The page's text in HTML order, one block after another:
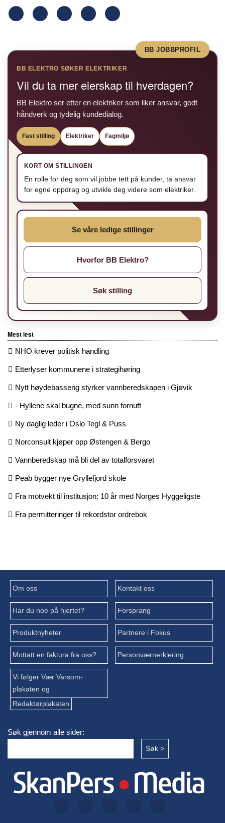
BB JOBBPROFIL
BB ELEKTRO SØKER ELEKTRIKER
Vil du ta mer eierskap til hverdagen?
BB Elektro ser etter en elektriker som liker ansvar, godt
håndverk og tydelig kundedialog.
Fast stilling Elektriker Fagmiljø
KORT OM STILLINGEN
En rolle for deg som vil jobbe tett på kunder, ta ansvar
for egne oppdrag og utvikle deg videre som elektriker.
Se våre ledige stillinger
Hvorfor BB Elektro?
Søk stilling
Mest lest
NHO krever politisk handling
Etterlyser kommunene i strategihøring
Nytt høydebasseng styrker vannberedskapen i Gjøvik
- Hyllene skal bugne, med sunn fornuft
Ny daglig leder i Oslo Tegl & Puss
Norconsult kjøper opp Østengen & Bergo
Vannberedskap må bli del av totalforsvaret
Peab bygger nye Gryllefjord skole
Fra motvekt til institusjon: 10 år med Norges Hyggeligste
Fra permitteringer til rekordstor ordrebok
Om oss Kontakt oss
Har du noe på hjertet? Forsprang
Produktnyheter Partnere i Fokus
Mottatt en faktura fra oss? Personværnerklering
Vi følger Vær Varsom-
plakaten og
Redaktørplakaten
Søk gjennom alle sider: